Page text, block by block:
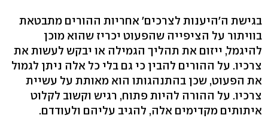
בגישת ה'היענות לצרכים' אחריות ההורים מתבטאת
בוויתור על הציפייה שהפעוט יכריז שהוא מוכן
להיגמל, ייזום את תהליך הגמילה או יבקש לעשות את
צרכיו. על ההורים להבין כי גם בלי כל אלה ניתן לגמול
את הפעוט, שכן בהתנהגותו הוא מאותת על עשיית
צרכיו. על ההורה להיות פתוח, רגיש וקשוב לקלוט
איתותים מקדימים אלה, להגיב עליהם ולעודדם.